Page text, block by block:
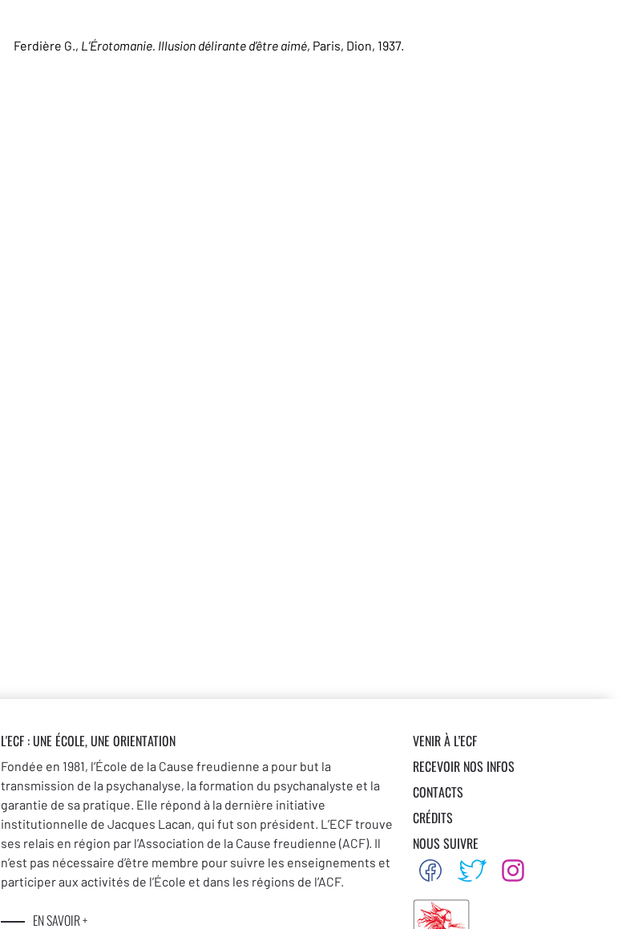
Ferdière G., L’Érotomanie. Illusion délirante d’être aimé, Paris, Dion, 1937.
L'ECF : UNE ÉCOLE, UNE ORIENTATION
Fondée en 1981, l’École de la Cause freudienne a pour but la
transmission de la psychanalyse, la formation du psychanalyste et la
garantie de sa pratique. Elle répond à la dernière initiative
institutionnelle de Jacques Lacan, qui fut son président. L’ECF trouve
ses relais en région par l’Association de la Cause freudienne (ACF). Il
n’est pas nécessaire d’être membre pour suivre les enseignements et
participer aux activités de l’École et dans les régions de l’ACF.
EN SAVOIR +
VENIR À L’ECF
RECEVOIR NOS INFOS
CONTACTS
CRÉDITS
NOUS SUIVRE